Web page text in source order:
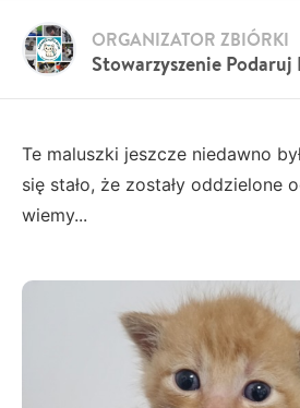
Stowarzyszenie
ORGANIZATOR ZBIÓRKI
Te maluszki jeszcze niedawno
się stało, że zostały oddzielone
wiemy...